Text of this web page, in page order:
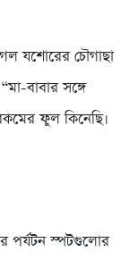
যশোরের চৌগাছা
বাবার সঙ্গে
ফুল কিনেছি।
পর্যটন স্পটগুলোর